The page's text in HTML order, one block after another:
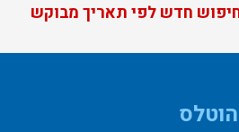
חדש לפי תאריך מבוקש